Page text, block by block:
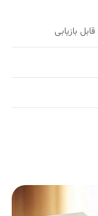
بازیابی